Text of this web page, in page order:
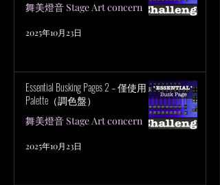
舞美燈音 Stage Art concern
2025年10月23日
Essential Busking Pages 2 – 僅使用
Palette（調色盤）
舞美燈音 Stage Art concern
2025年10月23日